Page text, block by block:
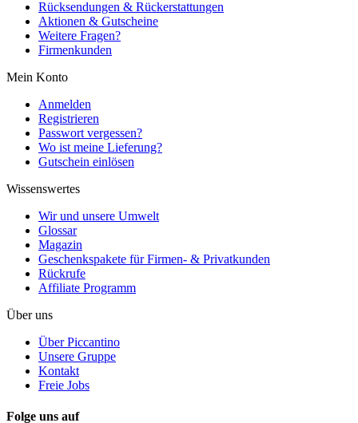
Rücksendungen & Rückerstattungen
Aktionen & Gutscheine
Weitere Fragen?
Firmenkunden
Mein Konto
Anmelden
Registrieren
Passwort vergessen?
Wo ist meine Lieferung?
Gutschein einlösen
Wissenswertes
Wir und unsere Umwelt
Glossar
Magazin
Geschenkspakete für Firmen- & Privatkunden
Rückrufe
Affiliate Programm
Über uns
Über Piccantino
Unsere Gruppe
Kontakt
Freie Jobs
Folge uns auf